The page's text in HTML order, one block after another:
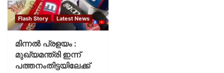
Flash Story Latest News
മിന്നല്‍ പ്രളയം :
മുഖ്യമന്ത്രി ഇന്ന്
പത്തനംതിട്ടയിലേക്ക്